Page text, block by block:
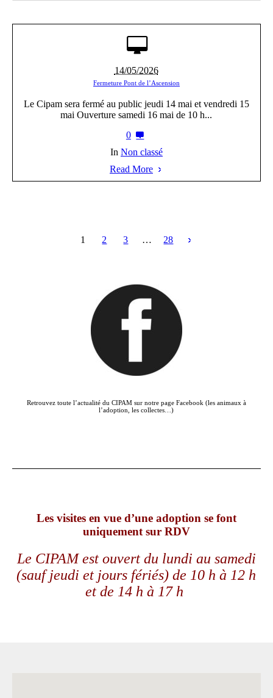
14/05/2026
Fermeture Pont de l’Ascension
Le Cipam sera fermé au public jeudi 14 mai et vendredi 15
mai Ouverture samedi 16 mai de 10 h...
0
In Non classé
Read More
1 2 3 … 28
Retrouvez toute l’actualité du CIPAM sur notre page Facebook (les animaux à
l’adoption, les collectes…)
Les visites en vue d’une adoption se font
uniquement sur RDV
Le CIPAM est ouvert du lundi au samedi
(sauf jeudi et jours fériés) de 10 h à 12 h
et de 14 h à 17 h